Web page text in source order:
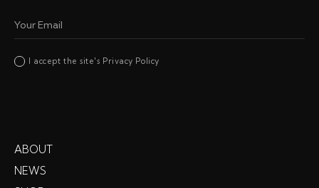
I accept the site's Privacy Policy
ABOUT
NEWS